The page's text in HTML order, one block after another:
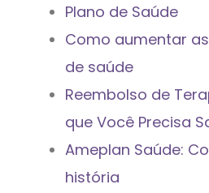
Plano de Saúde
Como aumentar
de saúde
Reembolso de
que Você Precisa
Ameplan Saúde:
história